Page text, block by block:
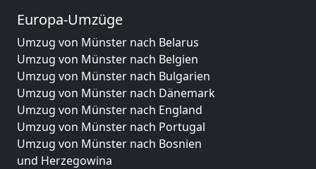
Europa-Umzüge
Umzug von Münster nach Belarus
Umzug von Münster nach Belgien
Umzug von Münster nach Bulgarien
Umzug von Münster nach Dänemark
Umzug von Münster nach England
Umzug von Münster nach Portugal
Umzug von Münster nach Bosnien
und Herzegowina